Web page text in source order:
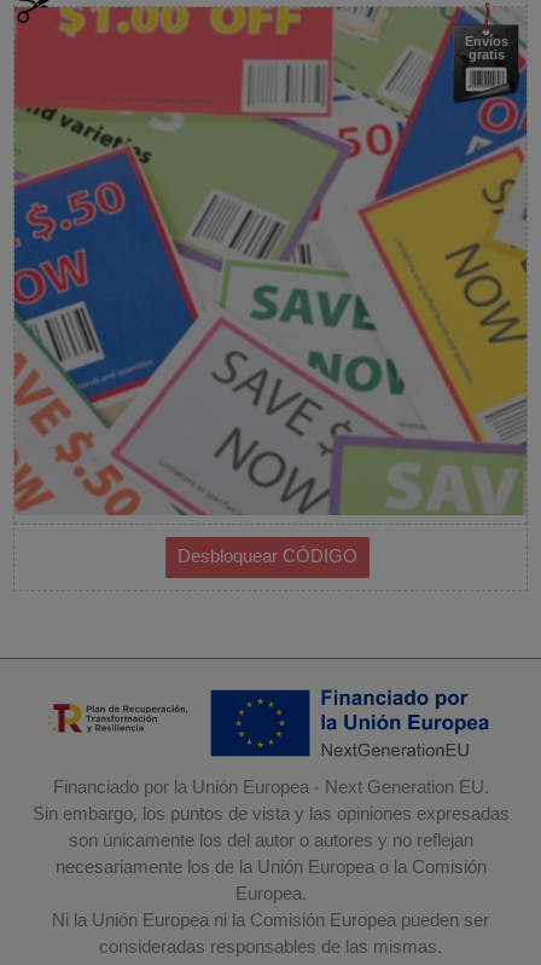
Envíos
gratis
Financiado por la Unión Europea - Next Generation EU.
Sin embargo, los puntos de vista y las opiniones expresadas
son únicamente los del autor o autores y no reflejan
necesariamente los de la Unión Europea o la Comisión
Europea.
Ni la Unión Europea ni la Comisión Europea pueden ser
consideradas responsables de las mismas.